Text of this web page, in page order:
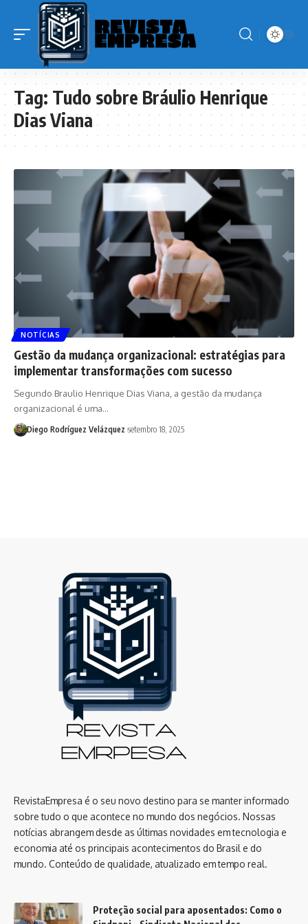
Tag: Tudo sobre Bráulio Henrique
Dias Viana
NOTÍCIAS
Gestão da mudança organizacional: estratégias para
implementar transformações com sucesso
Segundo Braulio Henrique Dias Viana, a gestão da mudança
organizacional é uma…
Diego Rodríguez Velázquez setembro 18, 2025
RevistaEmpresa é o seu novo destino para se manter informado
sobre tudo o que acontece no mundo dos negócios. Nossas
notícias abrangem desde as últimas novidades em tecnologia e
economia até os principais acontecimentos do Brasil e do
mundo. Conteúdo de qualidade, atualizado em tempo real.
Proteção social para aposentados: Como o